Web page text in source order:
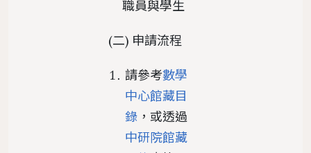
職員與學生
(二) 申請流程
請參考數學
中心館藏目
錄 ，或透過
中研院館藏